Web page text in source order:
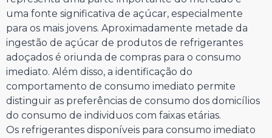
uma fonte significativa de açúcar, especialmente
para os mais jovens. Aproximadamente metade da
ingestão de açúcar de produtos de refrigerantes
adoçados é oriunda de compras para o consumo
imediato. Além disso, a identificação do
comportamento de consumo imediato permite
distinguir as preferências de consumo dos domicílios
do consumo de individuos com faixas etárias.
Os refrigerantes disponíveis para consumo imediato